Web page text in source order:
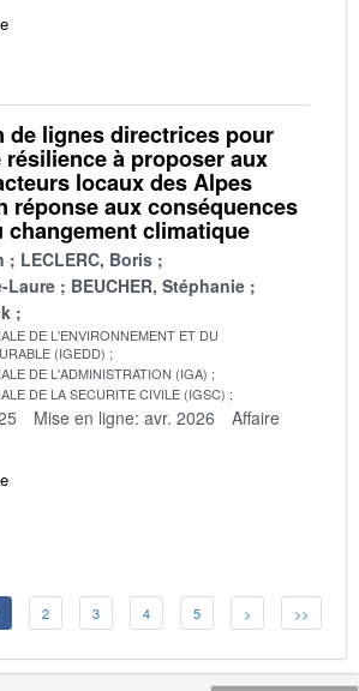
de lignes directrices pour
à proposer aux
locaux des Alpes
réponse aux conséquences
changement climatique
LECLERC, Boris
Laure
BEUCHER, Stéphanie
DE L'ENVIRONNEMENT ET DU
(IGEDD)
DE L'ADMINISTRATION (IGA)
DE LA SECURITE CIVILE (IGSC)
Mise en ligne: avr. 2026
Affaire
2 3 4 5 > >>